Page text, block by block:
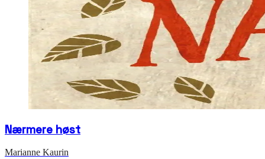
Nærmere høst
Marianne Kaurin